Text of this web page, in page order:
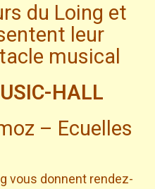
du Loing et
leur
musical
HALL
– Ecuelles
vous donnent rendez-